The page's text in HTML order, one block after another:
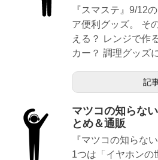
『スマステ』9/12
ア便利グッズ。 そ
える？ レンジで作
カー？ 調理グッズ
記
マツコの知らな
とめ＆通販
『マツコの知らな
1つは「イヤホンの